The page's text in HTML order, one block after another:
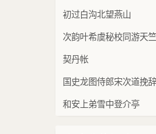
初过白沟北望燕山
次韵叶希虞秘校同游天
契丹帐
国史龙图侍郎宋次道挽
和安上弟雪中登介亭